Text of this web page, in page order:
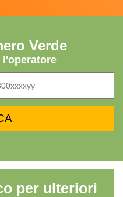
Verde
l'operatore
per ulteriori